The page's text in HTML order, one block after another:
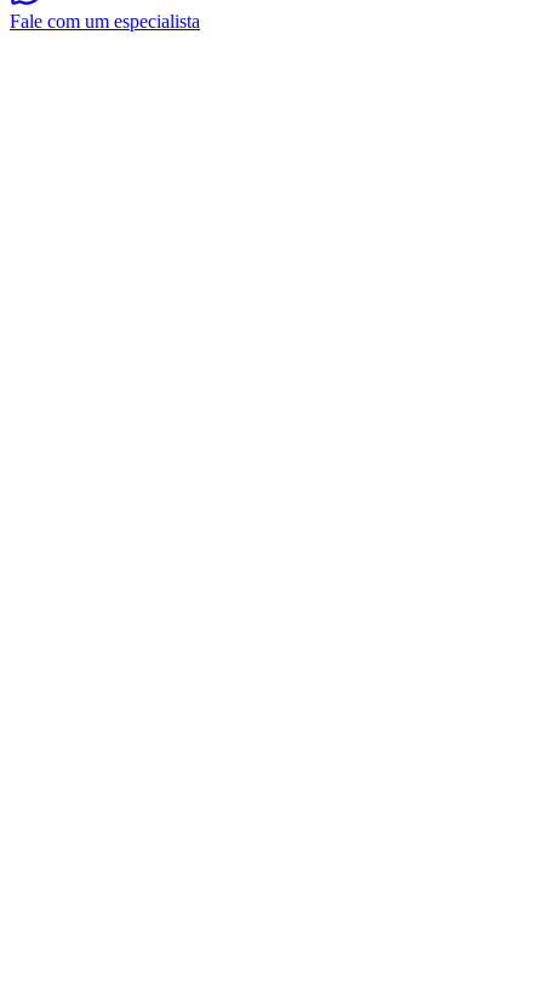
Fale com um especialista